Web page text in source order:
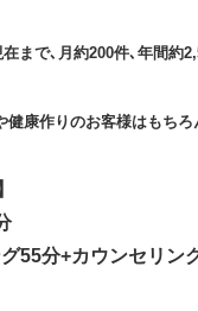
まで､月約200件､年間約
健康作りのお客様はもち
55分+カウンセリン